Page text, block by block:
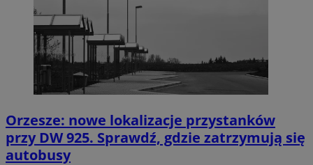
Orzesze: nowe lokalizacje przystanków
przy DW 925. Sprawdź, gdzie zatrzymują się
autobusy